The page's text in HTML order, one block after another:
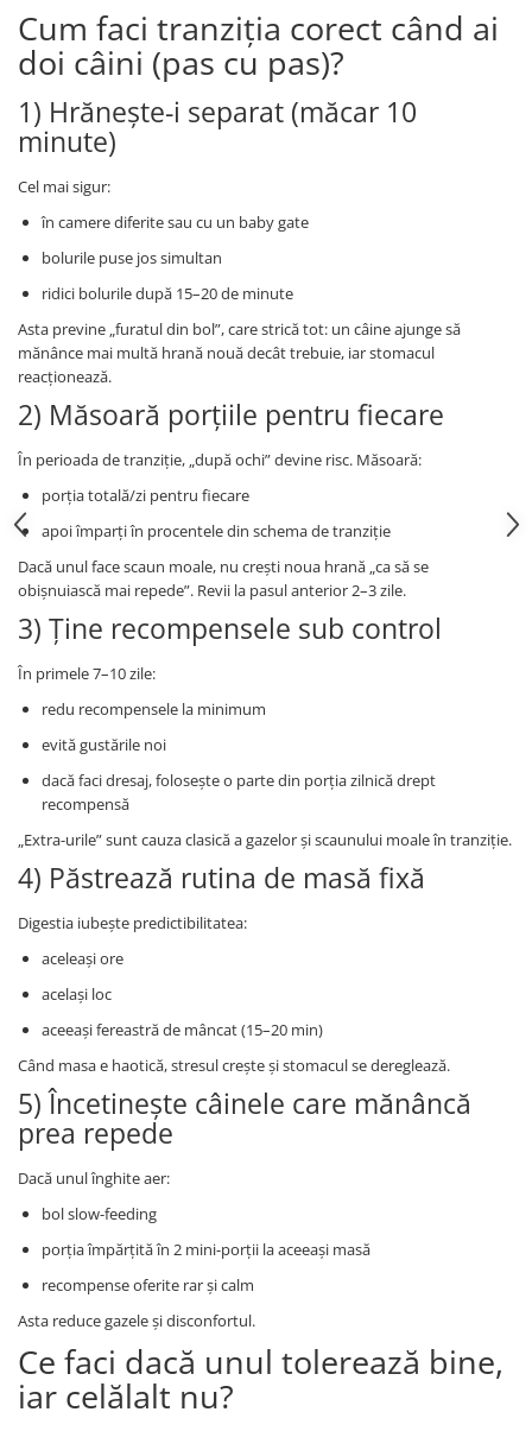
Cum faci tranziția corect când ai
doi câini (pas cu pas)?
1) Hrănește-i separat (măcar 10
minute)
Cel mai sigur:
în camere diferite sau cu un baby gate
bolurile puse jos simultan
ridici bolurile după 15–20 de minute
Asta previne „furatul din bol”, care strică tot: un câine ajunge să
mănânce mai multă hrană nouă decât trebuie, iar stomacul
reacționează.
2) Măsoară porțiile pentru fiecare
În perioada de tranziție, „după ochi” devine risc. Măsoară:
porția totală/zi pentru fiecare
apoi împarți în procentele din schema de tranziție
Dacă unul face scaun moale, nu crești noua hrană „ca să se
obișnuiască mai repede”. Revii la pasul anterior 2–3 zile.
3) Ține recompensele sub control
În primele 7–10 zile:
redu recompensele la minimum
evită gustările noi
dacă faci dresaj, folosește o parte din porția zilnică drept
recompensă
„Extra-urile” sunt cauza clasică a gazelor și scaunului moale în tranziție.
4) Păstrează rutina de masă fixă
Digestia iubește predictibilitatea:
aceleași ore
același loc
aceeași fereastră de mâncat (15–20 min)
Când masa e haotică, stresul crește și stomacul se dereglează.
5) Încetinește câinele care mănâncă
prea repede
Dacă unul înghite aer:
bol slow-feeding
porția împărțită în 2 mini-porții la aceeași masă
recompense oferite rar și calm
Asta reduce gazele și disconfortul.
Ce faci dacă unul tolerează bine,
iar celălalt nu?